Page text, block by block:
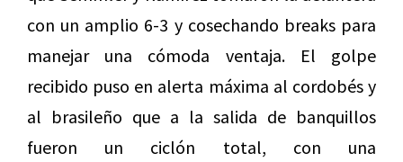
con un amplio 6-3 y cosechando breaks para
manejar una cómoda ventaja. El golpe
recibido puso en alerta máxima al cordobés y
al brasileño que a la salida de banquillos
fueron un ciclón total, con una